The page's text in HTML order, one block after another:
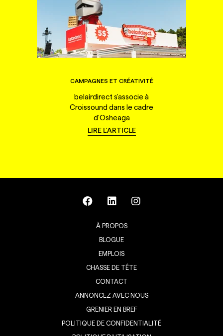
CAMPAGNES ET CRÉATIVITÉ
belairdirect s'associe à
Croissound dans le cadre
d'Osheaga
LIRE L'ARTICLE
À PROPOS
BLOGUE
EMPLOIS
CHASSE DE TÊTE
CONTACT
ANNONCEZ AVEC NOUS
GRENIER EN BREF
POLITIQUE DE CONFIDENTIALITÉ